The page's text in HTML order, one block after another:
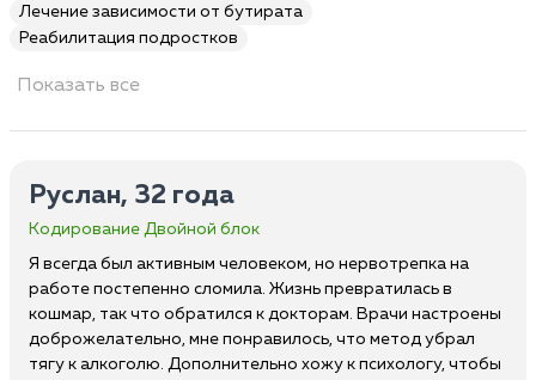
Лечение зависимости от бутирата
Реабилитация подростков
Показать все
Руслан, 32 года
Кодирование Двойной блок
Я всегда был активным человеком, но нервотрепка на
работе постепенно сломила. Жизнь превратилась в
кошмар, так что обратился к докторам. Врачи настроены
доброжелательно, мне понравилось, что метод убрал
тягу к алкоголю. Дополнительно хожу к психологу, чтобы